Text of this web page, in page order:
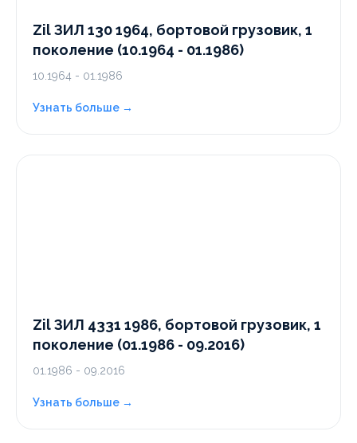
Zil ЗИЛ 130 1964, бортовой грузовик, 1
поколение (10.1964 - 01.1986)
10.1964 - 01.1986
Узнать больше →
Zil ЗИЛ 4331 1986, бортовой грузовик, 1
поколение (01.1986 - 09.2016)
01.1986 - 09.2016
Узнать больше →